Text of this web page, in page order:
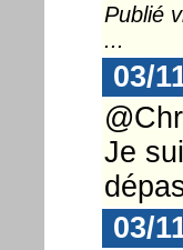
Publié
...
03/
Je
03/